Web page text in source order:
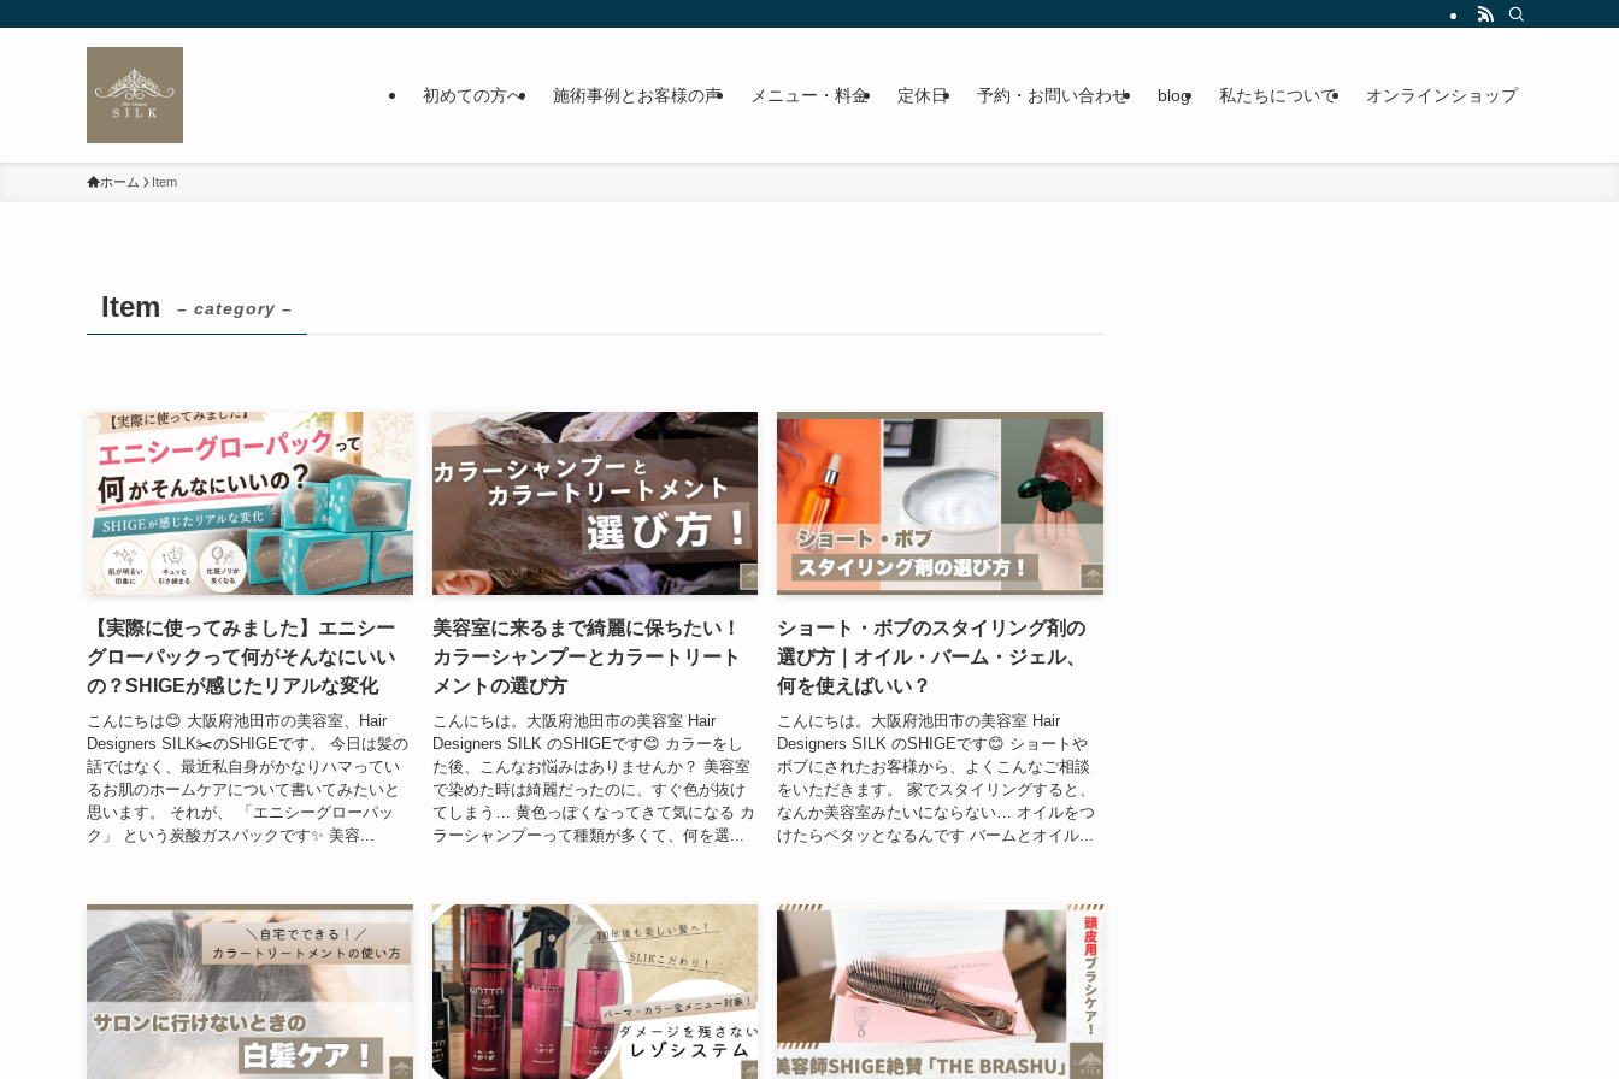
初めての方へ 施術事例とお客様の声 メニュー・料金 定休日 予約・お問い合わせ blog 私たちについて オンラインショップ
ホーム Item
Item – category –
【実際に使ってみました】エニシー
グローパックって何がそんなにいい
の？SHIGEが感じたリアルな変化
こんにちは😊 大阪府池田市の美容室、Hair
Designers SILK✂️のSHIGEです。 今日は髪の
話ではなく、最近私自身がかなりハマってい
るお肌のホームケアについて書いてみたいと
思います。 それが、 「エニシーグローパッ
ク」 という炭酸ガスパックです✨ 美容...
美容室に来るまで綺麗に保ちたい！
カラーシャンプーとカラートリート
メントの選び方
こんにちは。大阪府池田市の美容室 Hair
Designers SILK のSHIGEです😊 カラーをし
た後、こんなお悩みはありませんか？ 美容室
で染めた時は綺麗だったのに、すぐ色が抜け
てしまう… 黄色っぽくなってきて気になる カ
ラーシャンプーって種類が多くて、何を選...
ショート・ボブのスタイリング剤の
選び方｜オイル・バーム・ジェル、
何を使えばいい？
こんにちは。大阪府池田市の美容室 Hair
Designers SILK のSHIGEです😊 ショートや
ボブにされたお客様から、よくこんなご相談
をいただきます。 家でスタイリングすると、
なんか美容室みたいにならない… オイルをつ
けたらペタッとなるんです バームとオイル...